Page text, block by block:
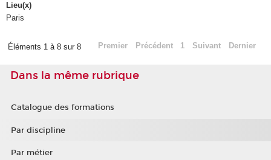
Lieu(x)
Paris
Éléments 1 à 8 sur 8 Premier Précédent 1 Suivant Dernier
Dans la même rubrique
Catalogue des formations
Par discipline
Par métier